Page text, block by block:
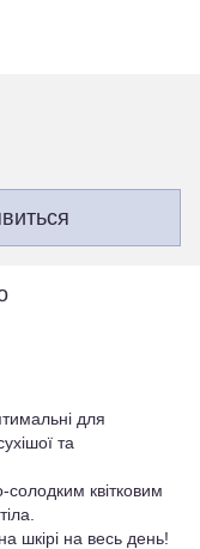
для
та
квітковим
шкірі на весь день!